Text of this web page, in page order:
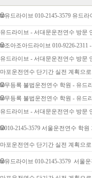
유드라이브 010-2145-3579 유드라
유드라이브 - 서대문운전연수 방문
조아조아드라이브 010-9226-
유드라이브 - 서대문운전연수 방문
마포운전연수 단기간 실전 계획으
무등록 불법운전연수 학원 - 유드
무등록 불법운전연수 학원 - 유드
유드라이브 - 서대문운전연수 방문
010-2145-3579 서울운전연수 학
마포운전연수 단기간 실전 계획으
유드라이브 010-2145-3579 서울